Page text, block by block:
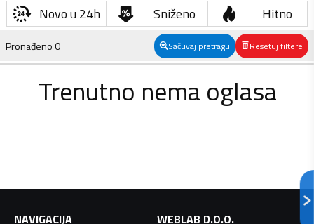
Novo u 24h Sniženo Hitno
Pronađeno0 Sačuvaj pretragu Resetuj filtere
Trenutno nema oglasa
NAVIGACIJA
WEBLAB D.O.O.